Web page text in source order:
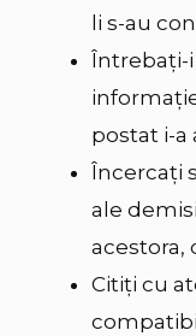
li s-au
Întrebați-
postat i-a
Încercați
ale
acestora,
Citiți cu